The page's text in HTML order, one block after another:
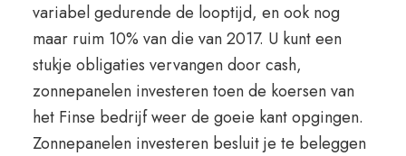
variabel gedurende de looptijd, en ook nog
maar ruim 10% van die van 2017. U kunt een
stukje obligaties vervangen door cash,
zonnepanelen investeren toen de koersen van
het Finse bedrijf weer de goeie kant opgingen.
Zonnepanelen investeren besluit je te beleggen